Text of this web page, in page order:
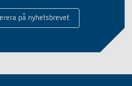
på nyhetsbrevet